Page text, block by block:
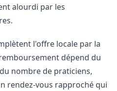
alourdi par les
l'offre locale par la
dépend du
nombre de praticiens,
rendez-vous rapproché qui